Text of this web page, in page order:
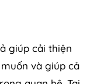
giúp cải thiện
và giúp cả